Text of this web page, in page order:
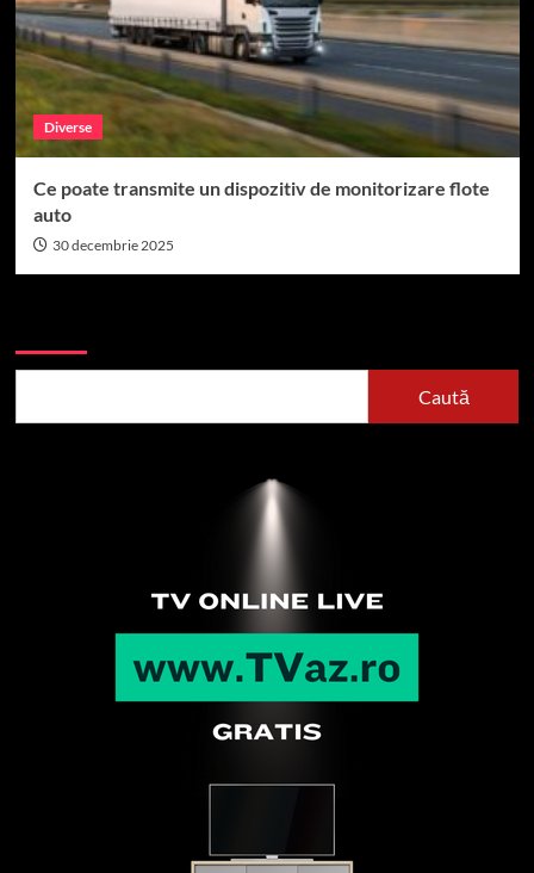
Diverse
Ce poate transmite un dispozitiv de monitorizare flote
auto
30 decembrie 2025
Caută